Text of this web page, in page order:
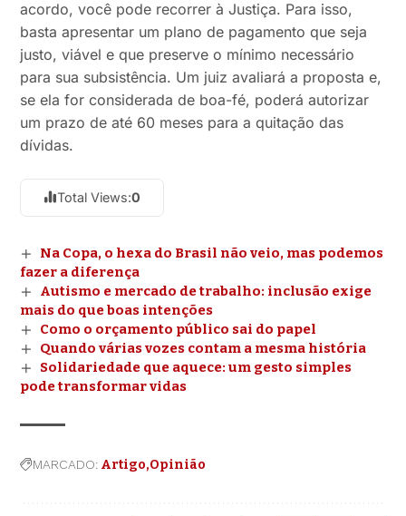
acordo, você pode recorrer à Justiça. Para isso,
basta apresentar um plano de pagamento que seja
justo, viável e que preserve o mínimo necessário
para sua subsistência. Um juiz avaliará a proposta e,
se ela for considerada de boa-fé, poderá autorizar
um prazo de até 60 meses para a quitação das
dívidas.
Total Views:0
Na Copa, o hexa do Brasil não veio, mas podemos
fazer a diferença
Autismo e mercado de trabalho: inclusão exige
mais do que boas intenções
Como o orçamento público sai do papel
Quando várias vozes contam a mesma história
Solidariedade que aquece: um gesto simples
pode transformar vidas
MARCADO: Artigo Opinião